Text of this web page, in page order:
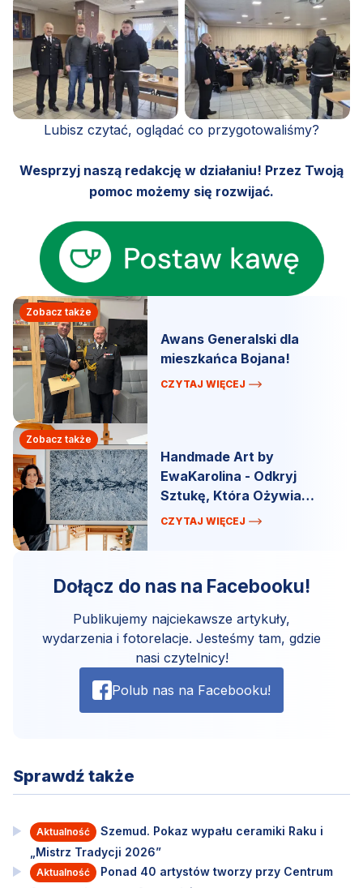
Lubisz czytać, oglądać co przygotowaliśmy?
Wesprzyj naszą redakcję w działaniu! Przez Twoją
pomoc możemy się rozwijać.
Zobacz także
Awans Generalski dla
mieszkańca Bojana!
CZYTAJ WIĘCEJ
Zobacz także
Handmade Art by
EwaKarolina - Odkryj
Sztukę, Która Ożywia
Przestrzeń!
CZYTAJ WIĘCEJ
Dołącz do nas na Facebooku!
Publikujemy najciekawsze artykuły,
wydarzenia i fotorelacje. Jesteśmy tam, gdzie
nasi czytelnicy!
Polub nas na Facebooku!
Sprawdź także
Aktualność
Szemud. Pokaz wypału ceramiki Raku i
„Mistrz Tradycji 2026”
Aktualność
Ponad 40 artystów tworzy przy Centrum